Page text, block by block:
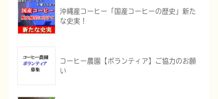
沖縄産コーヒー「国産コーヒーの歴史」新た
な史実！
コーヒー農園【ボランティア】ご協力のお願
い